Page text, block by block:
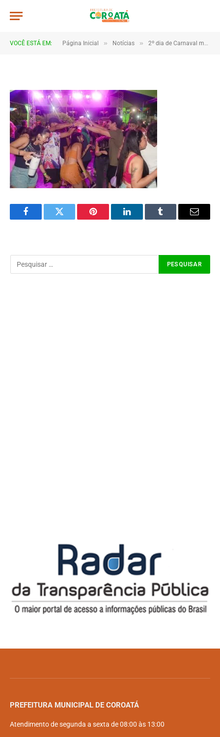
VOCÊ ESTÁ EM: Página Inicial » Notícias » 2º dia de Carnaval movimenta Coroatá com muita animação e grande público
4B2A1229
FacebookTwitter Pinterest LinkedInTumblr Email
PREFEITURA MUNICIPAL DE COROATÁ
Atendimento de segunda a sexta de 08:00 às 13:00